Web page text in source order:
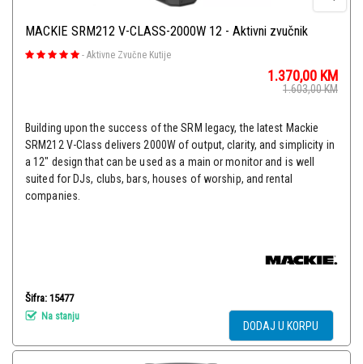
MACKIE SRM212 V-CLASS-2000W 12 - Aktivni zvučnik
- Aktivne Zvučne Kutije
1.370,00 KM
1.603,00KM
Building upon the success of the SRM legacy, the latest Mackie
SRM212 V-Class delivers 2000W of output, clarity, and simplicity in
a 12" design that can be used as a main or monitor and is well
suited for DJs, clubs, bars, houses of worship, and rental
companies.
Šifra: 15477
Na stanju
DODAJ U KORPU